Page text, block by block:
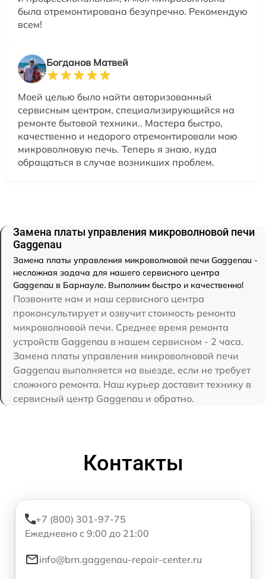
была отремонтирована безупречно. Рекомендую
всем!
Богданов Матвей
Моей целью было найти авторизованный
сервисным центром, специализирующийся на
ремонте бытовой техники.. Мастера быстро,
качественно и недорого отремонтировали мою
микроволновую печь. Теперь я знаю, куда
обращаться в случае возникших проблем.
Замена платы управления микроволновой печи
Gaggenau
Замена платы управления микроволновой печи Gaggenau -
несложная задача для нашего сервисного центра
Gaggenau в Барнауле. Выполним быстро и качественно!
Позвоните нам и наш сервисного центра
проконсультирует и озвучит стоимость ремонта
микроволновой печи. Среднее время ремонта
устройств Gaggenau в нашем сервисном - 2 часа.
Замена платы управления микроволновой печи
Gaggenau выполняется на выезде, если не требует
сложного ремонта. Наш курьер доставит технику в
сервисный центр Gaggenau и обратно.
Контакты
+7 (800) 301-97-75
Ежедневно с 9:00 до 21:00
info@brn.gaggenau-repair-center.ru